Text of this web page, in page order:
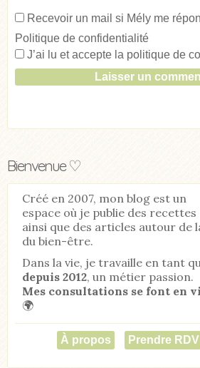
Recevoir un mail si Mély me
Politique de confidentialité
J’ai lu et accepte la politique de
Bienvenue ♡
Créé en 2007, mon blog est un
espace où je publie des recettes
ainsi que des articles autour de
du bien-être.
Dans la vie, je travaille en tant
depuis 2012, un métier passion.
Mes consultations se font en
🌍
À propos Prendre RDV